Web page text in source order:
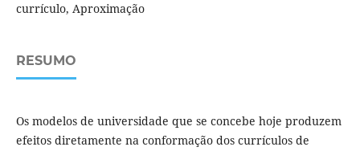
currículo, Aproximação
RESUMO
Os modelos de universidade que se concebe hoje produzem
efeitos diretamente na conformação dos currículos de